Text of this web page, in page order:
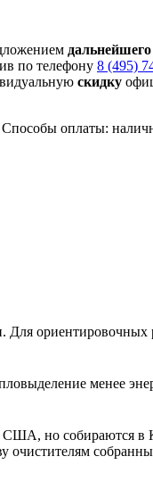
по телефону 8 (495)
скидку
оплаты:
Для ориентировочных
менее
США, но собираются
очистителям